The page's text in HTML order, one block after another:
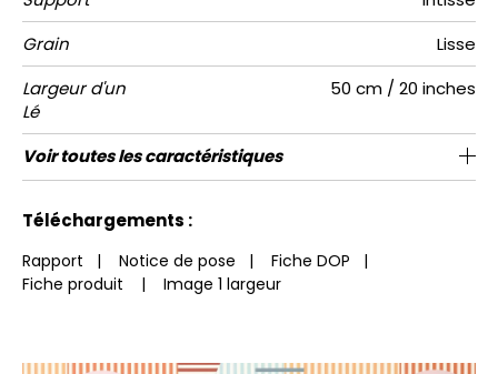
Grain
Lisse
Largeur d'un
Lé
50 cm / 20 inches
Hauteur 310 cm / 122 inches
Largeur
Totale
200 cm / 79 inches
Raccord Raccord droit
Nombre de
lés
4
Poids g/m² 147
Entretien Lavable
Pose colle Encollage du mur
Dépose Arrachage à sec
Norme COV A+
ASTME84 Class A
Norme
euroclass
B s1 d0
Voir toutes les caractéristiques
Téléchargements :
Rapport | Notice de pose | Fiche DOP |
Fiche produit
| Image 1 largeur